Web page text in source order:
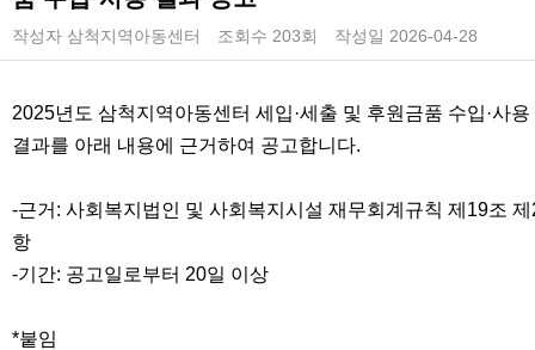
작성자 삼척지역아동센터 조회수 203회 작성일 2026-04-28
2025년도 삼척지역아동센터 세입·세출 및 후원금품 수입·사용
결과를 아래 내용에 근거하여 공고합니다.
-근거: 사회복지법인 및 사회복지시설 재무회계규칙 제19조 제
항
-기간: 공고일로부터 20일 이상
*붙임